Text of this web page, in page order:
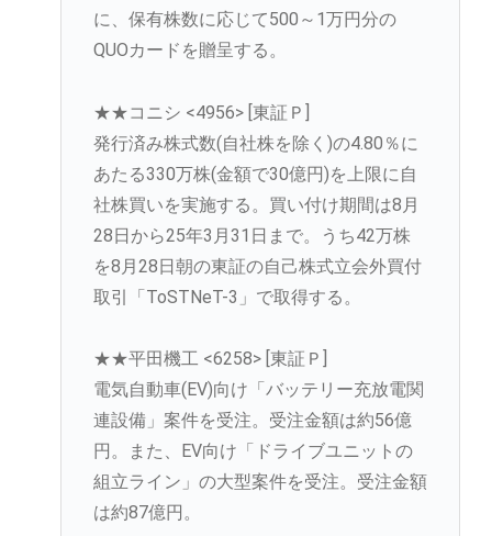
に、保有株数に応じて500～1万円分の
QUOカードを贈呈する。
★★コニシ <4956> [東証Ｐ]
発行済み株式数(自社株を除く)の4.80％に
あたる330万株(金額で30億円)を上限に自
社株買いを実施する。買い付け期間は8月
28日から25年3月31日まで。うち42万株
を8月28日朝の東証の自己株式立会外買付
取引「ToSTNeT-3」で取得する。
★★平田機工 <6258> [東証Ｐ]
電気自動車(EV)向け「バッテリー充放電関
連設備」案件を受注。受注金額は約56億
円。また、EV向け「ドライブユニットの
組立ライン」の大型案件を受注。受注金額
は約87億円。